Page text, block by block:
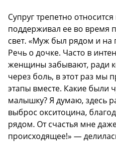
Супруг трепетно
поддерживал ее во время
свет. «Муж был рядом и на
Речь о дочке. Часто в
женщины забывают, ради
через боль, в этот раз мы
этапы вместе. Какие были
малышку? Я думаю, здесь
выброс окситоцина,
рядом. От счастья мне
происходящее!» —